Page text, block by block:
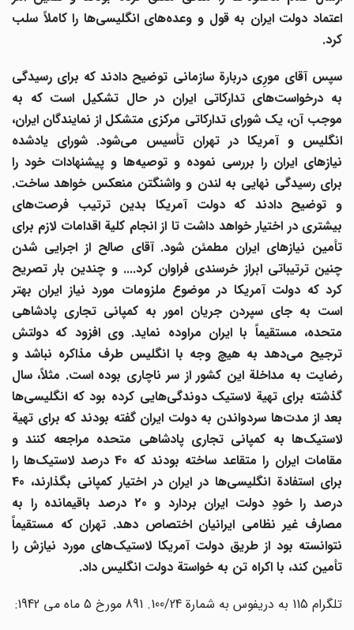
اعتماد دولت ایران به قول و وعدههای انگلیسیها را کاملاً سلب
کرد.
سپس آقای مورِی دربارة سازمانی توضیح دادند که برای رسیدگی
به درخواستهای تدارکاتی ایران در حال تشکیل است که به
موجب آن، یک شورای تدارکاتی مرکزی متشکل از نمایندگان ایران،
انگلیس و آمریکا در تهران تأسیس میشود. شورای یادشده
نیازهای ایران را بررسی نموده و توصیهها و پیشنهادات خود را
برای رسیدگی نهایی به لندن و واشنگتن منعکس خواهد ساخت.
و توضیح دادند که دولت آمریکا بدین ترتیب فرصتهای
بیشتری در اختیار خواهد داشت تا از انجام کلیة اقدامات لازم برای
تأمین نیازهای ایران مطمئن شود. آقای صالح از اجرایی شدن
چنین ترتیباتی ابراز خرسندی فراوان کرد.... و چندین بار تصریح
کرد که دولت آمریکا در موضوع ملزومات مورد نیاز ایران بهتر
است به جای سپردن جریان امور به کمپانی تجاری پادشاهی
متحده، مستقیماً با ایران مراوده نماید. وی افزود که دولتش
ترجیح میدهد به هیچ وجه با انگلیس طرف مذاکره نباشد و
رضایت به مداخلة این کشور از سر ناچاری بوده است. مثلاً، سال
گذشته برای تهیة لاستیک دوندگیهایی کرده بود که انگلیسیها
بعد از مدتها سردواندن به دولت ایران گفته بودند که برای تهیة
لاستیکها به کمپانی تجاری پادشاهی متحده مراجعه کنند و
مقامات ایران را متقاعد ساخته بودند که 40 درصد لاستیک
ها را
برای استفادة انگلیسی
ها در ایران در اختیار کمپانی بگذارند، 40
درصد را خودِ دولت ایران بردارد و 20 درصد باقیمانده را به
مصارف غیر نظامی ایرانیان اختصاص دهد. تهران که مستقیماً
نتوانسته بود از طریق دولت آمریکا لاستیکهای مورد نیازش را
تأمین کند، با اکراه تن به خواستة دولت انگلیس داد.
تلگرام 115 به دریفوس به شمارة 100/24. 891 مورخ 5 ماه می 1942: